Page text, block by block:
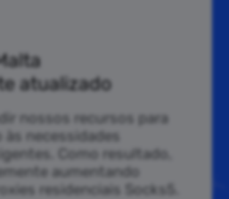
atualizado
nossos recursos para
necessidades
Como resultado,
aumentando
residenciais Socks5.